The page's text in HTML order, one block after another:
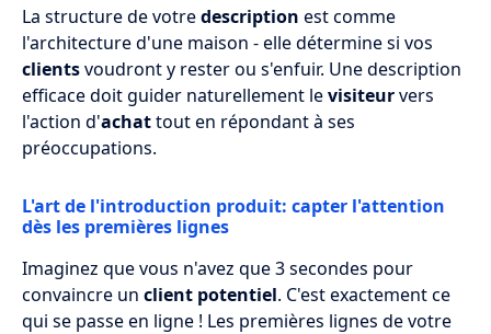
La structure de votredescription est comme
l'architecture d'une maison - elle détermine si vos
clientsvoudront y rester ou s'enfuir. Une description
efficace doit guider naturellement levisiteurvers
l'action d'achattout en répondant à ses
préoccupations.
L'art de l'introduction produit: capter l'attention
dès les premières lignes
Imaginez que vous n'avez que 3 secondes pour
convaincre un client potentiel. C'est exactement ce
qui se passe en ligne ! Les premières lignes de votre